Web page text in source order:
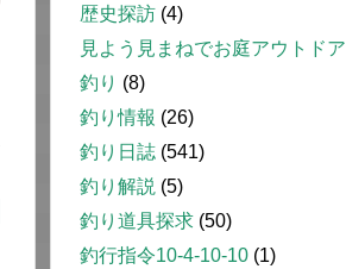
歴史探訪 (4)
見よう見まねでお庭アウトドア
釣り (8)
釣り情報 (26)
釣り日誌 (541)
釣り解説 (5)
釣り道具探求 (50)
釣行指令10-4-10-10 (1)